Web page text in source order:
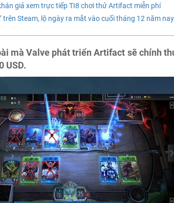
giả xem trực tiếp TI8 chơi thử Artifact miễn phí
trên Steam, lộ ngày ra mắt vào cuối tháng 12 năm nay
mà Valve phát triển Artifact sẽ chính
USD.